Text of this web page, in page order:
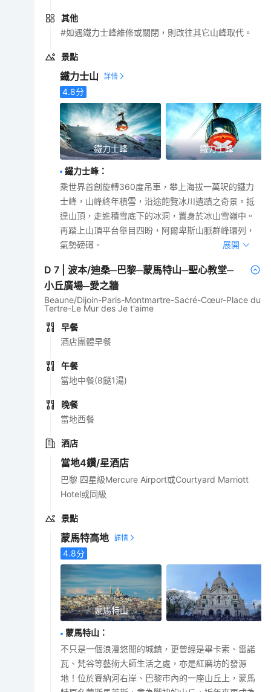
其他
#如遇鐵力士峰維修或關閉，則改往其它山峰取代。
景點
鐵力士山
4.8分
鐵力士峰 鐵力士峰
鐵力士峰 ：
乘世界首創旋轉360度吊車，攀上海拔一萬呎的鐵力
士峰，山峰終年積雪，沿途飽覽冰川遺蹟之奇景。抵
達山頂，走進積雪底下的冰洞，置身於冰山雪嶺中。
再踏上山頂平台舉目四盼，阿爾卑斯山脈群峰環列，
氣勢磅礡。
展開
D7 |波本/迪桑─巴黎─蒙馬特山─聖心教堂─
小丘廣場─愛之牆
Beaune/Dijoin-Paris-Montmartre-Sacré-Cœur-Place du
Tertre-Le Mur des Je t'aime
早餐
酒店團體早餐
午餐
當地中餐(8餸1湯)
晚餐
當地西餐
酒店
當地4鑽/星酒店
巴黎 四星級Mercure Airport或Courtyard Marriott
Hotel或同級
景點
蒙馬特高地
4.8分
蒙馬特山
蒙馬特山 ：
不只是一個浪漫悠閒的城鎮，更曾經是畢卡索、雷諾
瓦、梵谷等藝術大師生活之處，亦是紅磨坊的發源
地！位於賽納河右岸、巴黎市內的一座山丘上，蒙馬